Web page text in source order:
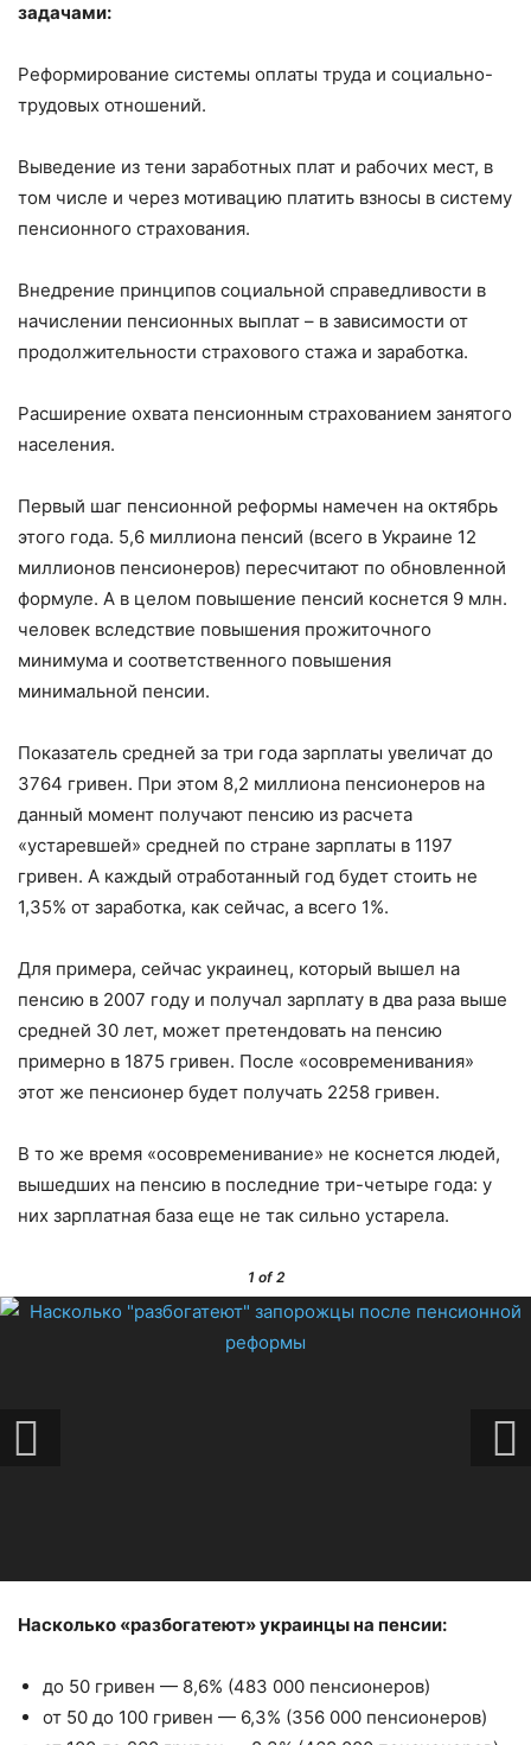
задачами:
Реформирование системы оплаты труда и социально-
трудовых отношений.
Выведение из тени заработных плат и рабочих мест, в
том числе и через мотивацию платить взносы в систему
пенсионного страхования.
Внедрение принципов социальной справедливости в
начислении пенсионных выплат – в зависимости от
продолжительности страхового стажа и заработка.
Расширение охвата пенсионным страхованием занятого
населения.
Первый шаг пенсионной реформы намечен на октябрь
этого года. 5,6 миллиона пенсий (всего в Украине 12
миллионов пенсионеров) пересчитают по обновленной
формуле. А в целом повышение пенсий коснется 9 млн.
человек вследствие повышения прожиточного
минимума и соответственного повышения
минимальной пенсии.
Показатель средней за три года зарплаты увеличат до
3764 гривен. При этом 8,2 миллиона пенсионеров на
данный момент получают пенсию из расчета
«устаревшей» средней по стране зарплаты в 1197
гривен. А каждый отработанный год будет стоить не
1,35% от заработка, как сейчас, а всего 1%.
Для примера, сейчас украинец, который вышел на
пенсию в 2007 году и получал зарплату в два раза выше
средней 30 лет, может претендовать на пенсию
примерно в 1875 гривен. После «осовременивания»
этот же пенсионер будет получать 2258 гривен.
В то же время «осовременивание» не коснется людей,
вышедших на пенсию в последние три-четыре года: у
них зарплатная база еще не так сильно устарела.
1of 2
Насколько «разбогатеют» украинцы на пенсии:
до 50 гривен — 8,6% (483 000 пенсионеров)
от 50 до 100 гривен — 6,3% (356 000 пенсионеров)